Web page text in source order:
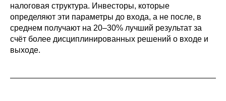
налоговая структура. Инвесторы, которые
определяют эти параметры до входа, а не после, в
среднем получают на 20–30% лучший результат за
счёт более дисциплинированных решений о входе и
выходе.